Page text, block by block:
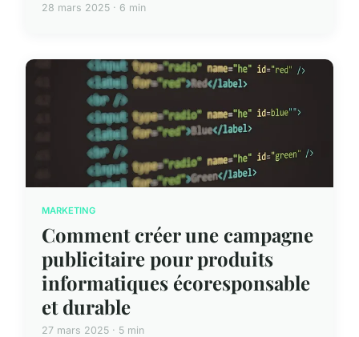
28 mars 2025 · 6 min
MARKETING
Comment créer une campagne
publicitaire pour produits
informatiques écoresponsable
et durable
27 mars 2025 · 5 min